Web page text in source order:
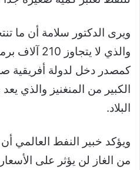
ويرى الدكتور سلامة أن ما
والذي لا
كمصدر دخل لدولة أفريقية
الكبير من المنغنيز والذي
البلاد.
ويؤكد خبير النفط العالمي أن
من الغاز لن يؤثر على